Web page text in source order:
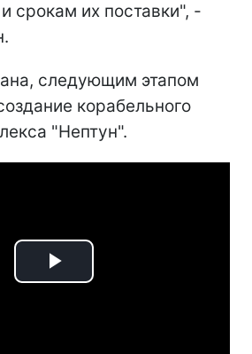
срокам их поставки", -
следующим этапом
корабельного
"Нептун".
Play